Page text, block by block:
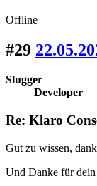
Offline
#29
Slugger
Developer
Re: Klaro
Gut zu wissen,
Und Danke für dein